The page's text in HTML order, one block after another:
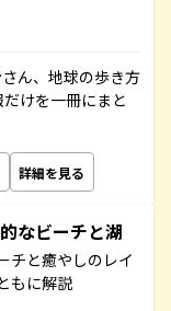
ん、地球の歩き方
けを一冊にまと
詳細を見る
なビーチと湖
チと癒やしのレイ
もに解説